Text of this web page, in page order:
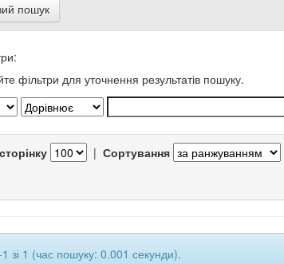
пошук
фільтри для уточнення результатів пошуку.
| Сортування
1 зі 1 (час пошуку: 0.001 секунди).